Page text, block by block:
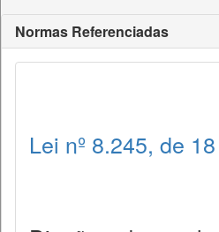
Normas Referenciadas
Lei nº 8.245, de